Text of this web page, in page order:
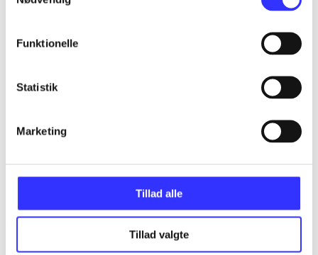
Funktionelle
Statistik
Marketing
Tillad alle
Tillad valgte
...
...
...